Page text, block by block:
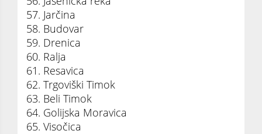
57. Jarčina
58. Budovar
59. Drenica
60. Ralja
61. Resavica
62. Trgoviški Timok
63. Beli Timok
64. Golijska Moravica
65. Visočica